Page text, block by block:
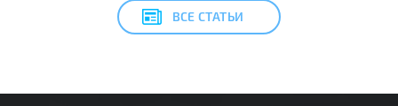
ВСЕ СТАТЬИ